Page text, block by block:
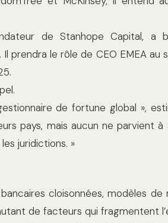
de Stanhope Capital, a
prendra le rôle de CEO EMEA au
de fortune global »,
pays, mais aucun ne parvient
juridictions. »
cloisonnées, modèles de
de facteurs qui fragmentent